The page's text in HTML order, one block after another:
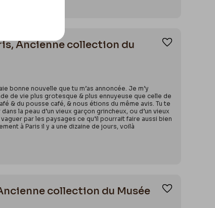
Ancienne collection du
bonne nouvelle que tu m’as annoncée. Je m’y
de vie plus grotesque & plus ennuyeuse que celle de
& du pousse café, & nous étions du même avis. Tu te
la peau d’un vieux garçon grincheux, ou d’un vieux
par les paysages ce qu’il pourrait faire aussi bien
à Paris il y a une dizaine de jours, voilà
Ajouter
collection du Musée
Ajouter